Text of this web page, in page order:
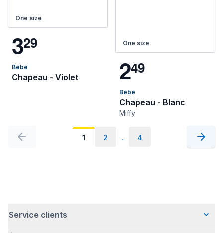
One size
329
Bébé
Chapeau - Violet
One size
249
Bébé
Chapeau - Blanc
Miffy
1 2 ... 4
Service clients